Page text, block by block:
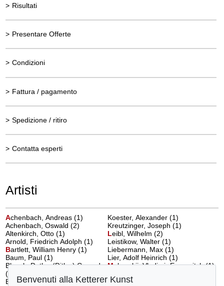
> Risultati
> Presentare Offerte
> Condizioni
> Fattura / pagamento
> Spedizione / ritiro
> Contatta esperti
Artisti
Achenbach, Andreas(1)
Achenbach, Oswald (2)
Altenkirch, Otto (1)
Arnold, Friedrich Adolph (1)
Bartlett, William Henry(1)
Baum, Paul (1)
Blunck, Detlev (Ditlev) Conrad
(2)
Bracht, Eugen Felix Prosper (1)
Koester, Alexander (1)
Kreutzinger, Joseph (1)
Leibl, Wilhelm(2)
Leistikow, Walter (1)
Liebermann, Max (1)
Lier, Adolf Heinrich (1)
Makovskij, Vladimir Egorovitch(1)
Pippel, Otto
Benvenuti alla Ketterer Kunst